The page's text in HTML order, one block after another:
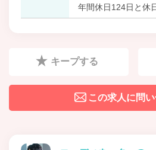
年間休日124日と休
キープする
この求人に問